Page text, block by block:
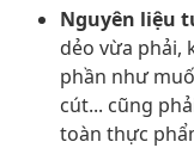
Nguyên liệu
dẻo vừa phải,
phần như
cút... cũng
toàn thực